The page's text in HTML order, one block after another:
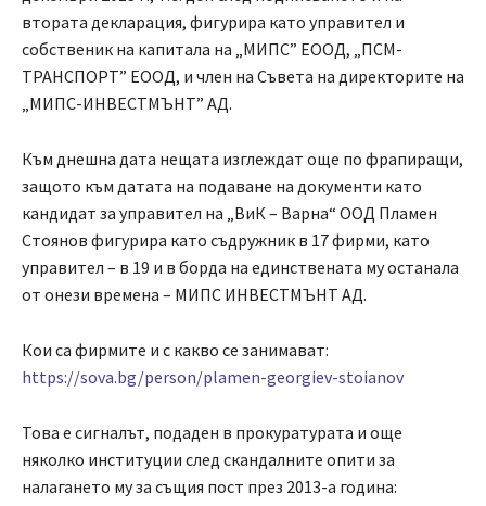
втората декларация, фигурира като управител и
собственик на капитала на „МИПС” ЕООД, „ПСМ-
ТРАНСПОРТ” ЕООД, и член на Съвета на директорите на
„МИПС-ИНВЕСТМЪНТ” АД.
Към днешна дата нещата изглеждат още по фрапиращи,
защото към датата на подаване на документи като
кандидат за управител на „ВиК – Варна“ ООД Пламен
Стоянов фигурира като съдружник в 17 фирми, като
управител – в 19 и в борда на единствената му останала
от онези времена – МИПС ИНВЕСТМЪНТ АД.
Кои са фирмите и с какво се занимават:
https://sova.bg/person/plamen-georgiev-stoianov
Това е сигналът, подаден в прокуратурата и още
няколко институции след скандалните опити за
налагането му за същия пост през 2013-а година: